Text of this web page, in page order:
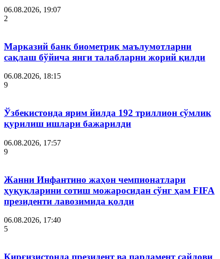
06.08.2026, 19:07
2
Марказий банк биометрик маълумотларни
сақлаш бўйича янги талабларни жорий қилди
06.08.2026, 18:15
9
Ўзбекистонда ярим йилда 192 триллион сўмлик
қурилиш ишлари бажарилди
06.08.2026, 17:57
9
Жанни Инфантино жаҳон чемпионатлари
ҳуқуқларини сотиш можаросидан сўнг ҳам FIFA
президенти лавозимида қолди
06.08.2026, 17:40
5
Қирғизистонда президент ва парламент сайлови